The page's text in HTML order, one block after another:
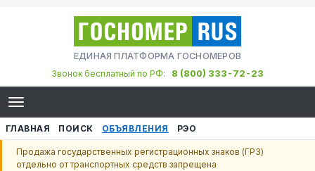
ЕДИНАЯ ПЛАТФОРМА ГОСНОМЕРОВ
Звонок бесплатный по РФ:
8 (800) 333-72-23
ГЛАВНАЯ ПОИСК ОБЪЯВЛЕНИЯ РЭО
Продажа государственных регистрационных знаков (ГРЗ)
отдельно от транспортных средств запрещена